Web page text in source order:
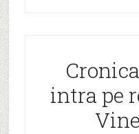
intra pe